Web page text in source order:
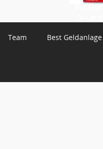
Team Best Geldanlage